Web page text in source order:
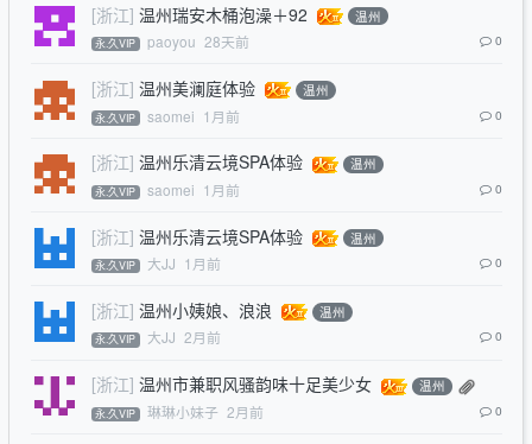
[浙江] 温州瑞安木桶泡澡＋92 温州
永.久VIP paoyou 28天前 0
[浙江] 温州美澜庭体验 温州
永.久VIP saomei 1月前 0
[浙江] 温州乐清云境SPA体验 温州
永.久VIP saomei 1月前 0
[浙江] 温州乐清云境SPA体验 温州
永.久VIP 大JJ 1月前 0
[浙江] 温州小姨娘、浪浪 温州
永.久VIP 大JJ 2月前 0
[浙江] 温州市兼职风骚韵味十足美少女 温州
永.久VIP 琳琳小妹子 2月前 0